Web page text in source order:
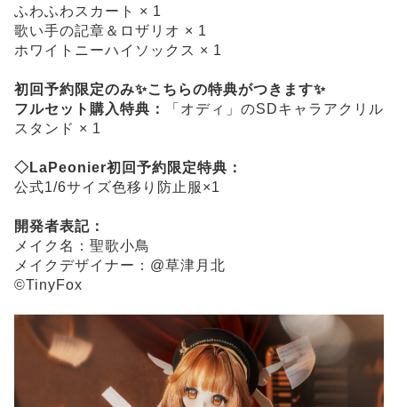
ふわふわスカート × 1
歌い手の記章＆ロザリオ × 1
ホワイトニーハイソックス × 1
初回予約限定のみ✨こちらの特典がつきます✨
フルセット購入特典：
「オディ」のSDキャラアクリル
スタンド × 1
◇LaPeonier初回予約限定特典：
公式1/6サイズ色移り防止服×1
開発者表記：
メイク名：聖歌小鳥
メイクデザイナー：@草津月北
©TinyFox